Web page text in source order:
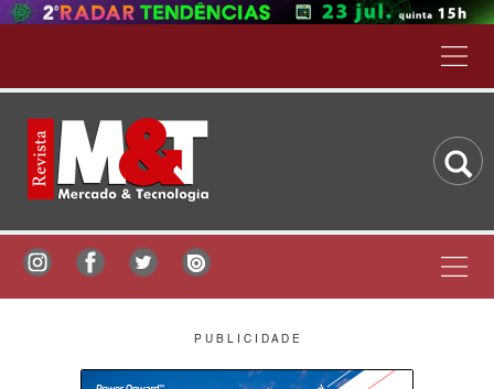
P U B L I C I D A D E